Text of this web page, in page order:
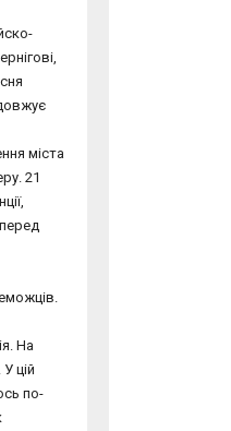
міста
21
На
цій
по-